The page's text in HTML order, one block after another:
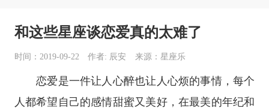
和这些星座谈恋爱真的太难了
时间：2019-09-22 作者: 辰安 来源：星座乐
恋爱是一件让人心醉也让人心烦的事情，每个
人都希望自己的感情甜蜜又美好，在最美的年纪和